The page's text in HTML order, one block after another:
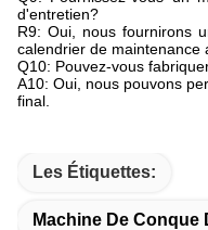
d'entretien?
R9: Oui, nous fournirons
calendrier de maintenance
Q10: Pouvez-vous
A10: Oui, nous pouvons
final.
Les Étiquettes:
Machine De Conque